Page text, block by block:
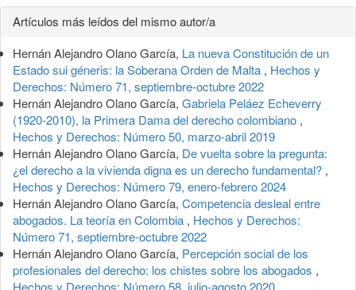
Detalles
del
artículo
Artículos más leídos del mismo autor/a
Hernán Alejandro Olano García, La nueva Constitución de un
Estado sui géneris: la Soberana Orden de Malta , Hechos y
Derechos: Número 71, septiembre-octubre 2022
Hernán Alejandro Olano García, Gabriela Peláez Echeverry
(1920-2010), la Primera Dama del derecho colombiano ,
Hechos y Derechos: Número 50, marzo-abril 2019
Hernán Alejandro Olano García, De vuelta sobre la pregunta:
¿el derecho a la vivienda digna es un derecho fundamental? ,
Hechos y Derechos: Número 79, enero-febrero 2024
Hernán Alejandro Olano García, Competencia desleal entre
abogados. La teoría en Colombia , Hechos y Derechos:
Número 71, septiembre-octubre 2022
Hernán Alejandro Olano García, Percepción social de los
profesionales del derecho: los chistes sobre los abogados ,
Hechos y Derechos: Número 58, julio-agosto 2020